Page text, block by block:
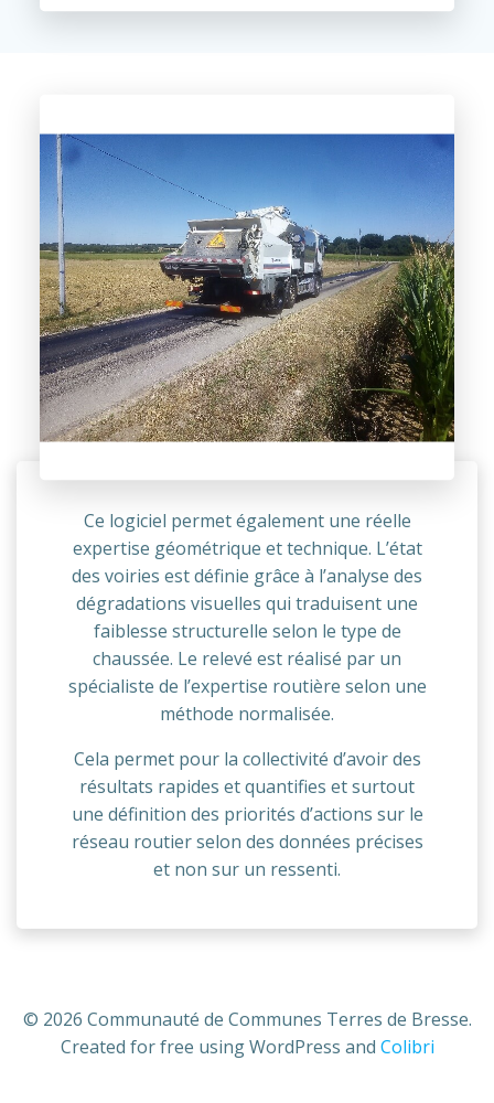
Ce logiciel permet également une réelle
expertise géométrique et technique. L’état
des voiries est définie grâce à l’analyse des
dégradations visuelles qui traduisent une
faiblesse structurelle selon le type de
chaussée. Le relevé est réalisé par un
spécialiste de l’expertise routière selon une
méthode normalisée.
Cela permet pour la collectivité d’avoir des
résultats rapides et quantifies et surtout
une définition des priorités d’actions sur le
réseau routier selon des données précises
et non sur un ressenti.
© 2026 Communauté de Communes Terres de Bresse.
Created for free using WordPress and Colibri